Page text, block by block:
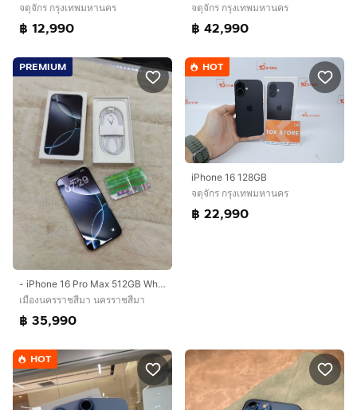
จตุจักร กรุงเทพมหานคร
฿ 12,990
จตุจักร กรุงเทพมหานคร
฿ 42,990
PREMIUM
- iPhone 16 Pro Max 512GB White Titanium
เมืองนครราชสีมา นครราชสีมา
฿ 35,990
HOT
iPhone 16 128GB
จตุจักร กรุงเทพมหานคร
฿ 22,990
HOT